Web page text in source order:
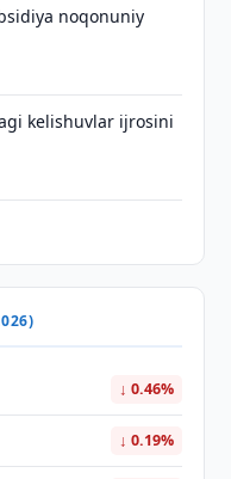
noqonuniy
kelishuvlar ijrosini
↓ 0.46%
↓ 0.19%